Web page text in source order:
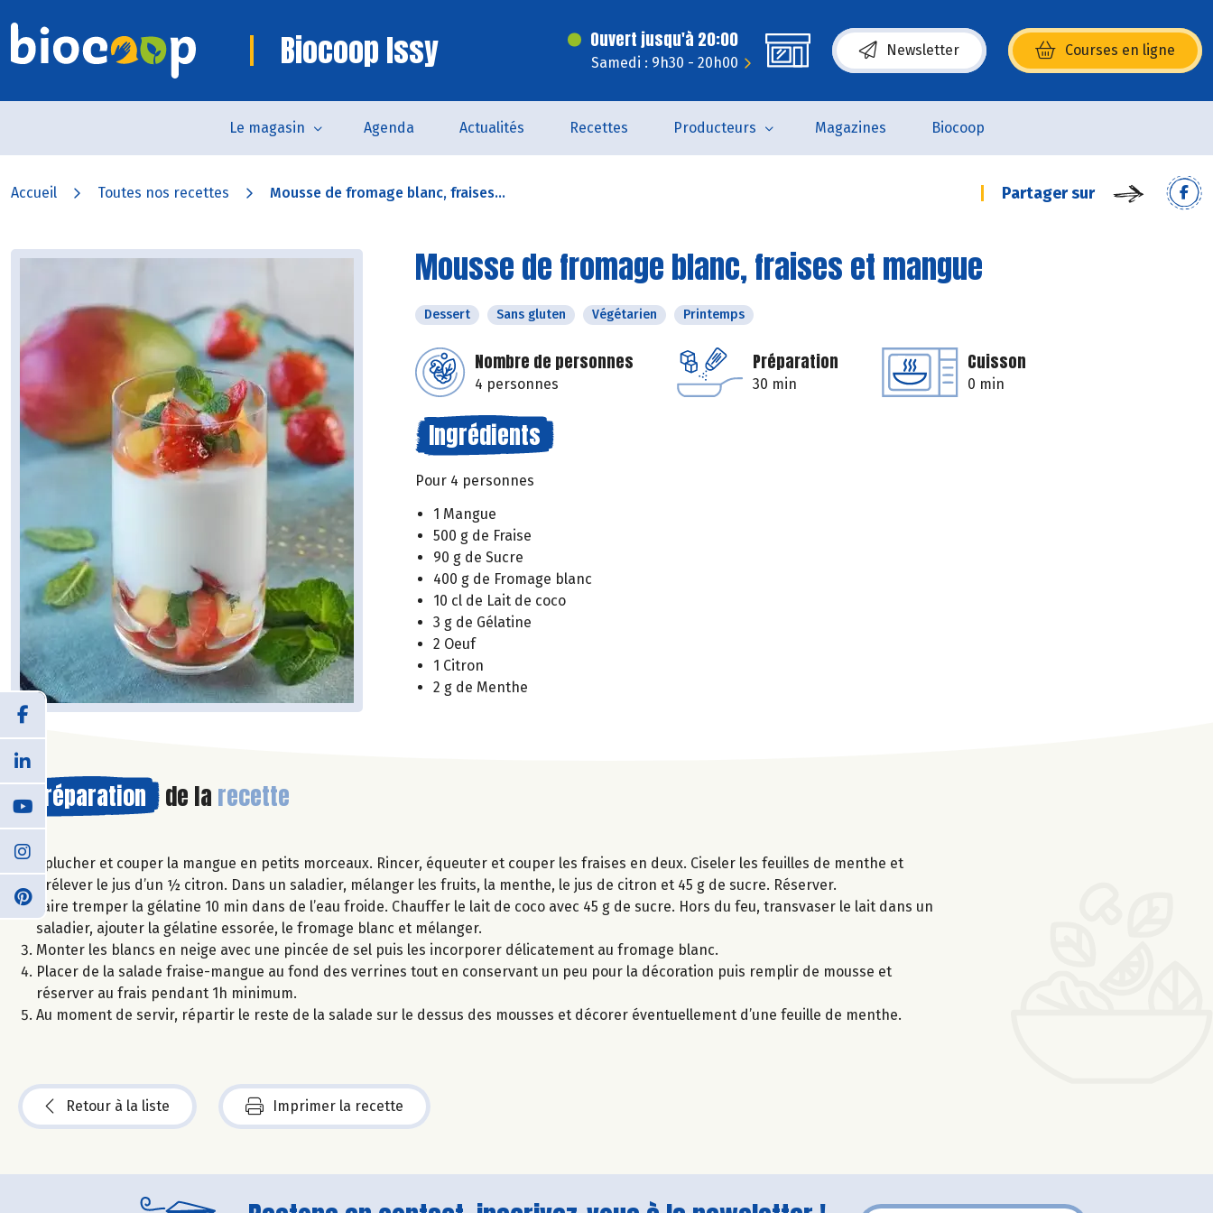
Biocoop Issy Ouvert jusqu'à 20:00
Samedi : 9h30 - 20h00
Newsletter Courses en ligne
(s’ouvre dans une nouvelle fenêtre)
Le magasin Agenda Actualités Recettes Producteurs Magazines Biocoop
Accueil Toutes nos recettes Mousse de fromage blanc, fraises... Partager sur
Mousse de fromage blanc, fraises et mangue
Dessert Sans gluten Végétarien Printemps
Nombre de personnes
4 personnes
Préparation
30 min
Cuisson
0 min
Ingrédients
Pour 4 personnes
1 Mangue
500 g de Fraise
90 g de Sucre
400 g de Fromage blanc
10 cl de Lait de coco
3 g de Gélatine
2 Oeuf
1 Citron
2 g de Menthe
Préparation de la recette
Eplucher et couper la mangue en petits morceaux. Rincer, équeuter et couper les fraises en deux. Ciseler les feuilles de menthe et
prélever le jus d’un ½ citron. Dans un saladier, mélanger les fruits, la menthe, le jus de citron et 45 g de sucre. Réserver.
Faire tremper la gélatine 10 min dans de l’eau froide. Chauffer le lait de coco avec 45 g de sucre. Hors du feu, transvaser le lait dans un
saladier, ajouter la gélatine essorée, le fromage blanc et mélanger.
Monter les blancs en neige avec une pincée de sel puis les incorporer délicatement au fromage blanc.
Placer de la salade fraise-mangue au fond des verrines tout en conservant un peu pour la décoration puis remplir de mousse et
réserver au frais pendant 1h minimum.
Au moment de servir, répartir le reste de la salade sur le dessus des mousses et décorer éventuellement d’une feuille de menthe.
Retour à la liste Imprimer la recette